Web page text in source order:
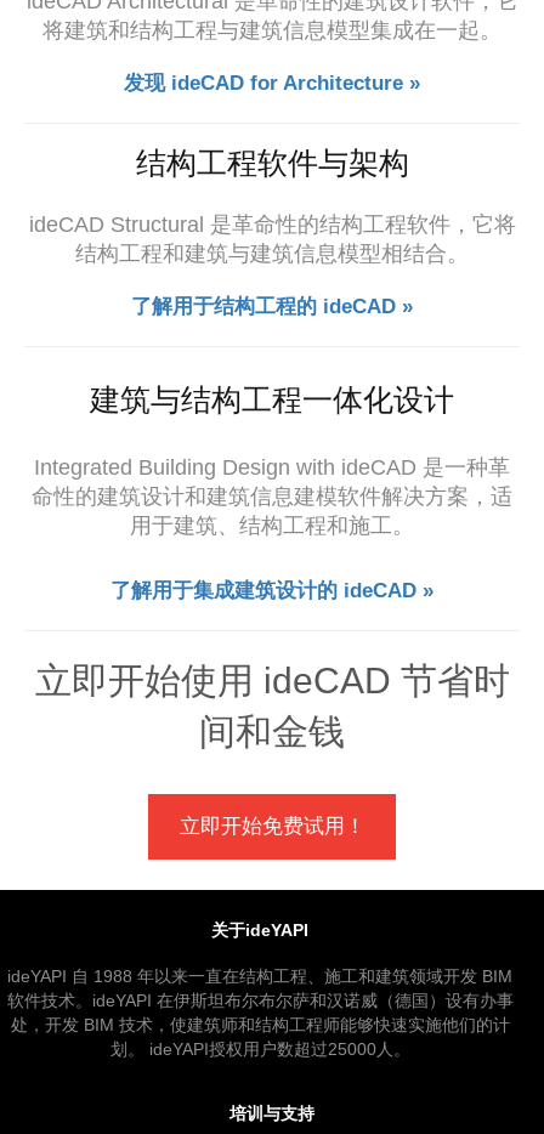
将建筑和结构工程与建筑信息模型集成在一起。
发现 ideCAD for Architecture »
结构工程软件与架构
ideCAD Structural 是革命性的结构工程软件，它将
结构工程和建筑与建筑信息模型相结合。
了解用于结构工程的 ideCAD »
建筑与结构工程一体化设计
Integrated Building Design with ideCAD 是一种革
命性的建筑设计和建筑信息建模软件解决方案，适
用于建筑、结构工程和施工。
了解用于集成建筑设计的 ideCAD »
立即开始使用 ideCAD 节省时
间和金钱
立即开始免费试用！
关于ideYAPI
ideYAPI 自 1988 年以来一直在结构工程、施工和建筑领域开发 BIM
软件技术。ideYAPI 在伊斯坦布尔布尔萨和汉诺威（德国）设有办事
处，开发 BIM 技术，使建筑师和结构工程师能够快速实施他们的计
划。 ideYAPI授权用户数超过25000人。
培训与支持